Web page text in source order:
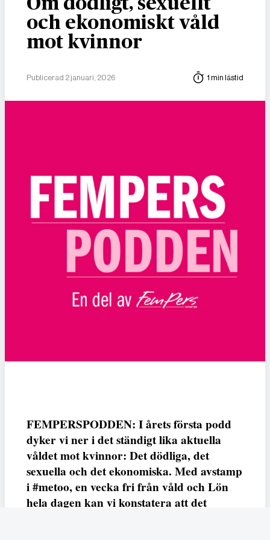
och ekonomiskt våld
mot kvinnor
Publicerad 2 januari, 2026 1 min lästid
FEMPERSPODDEN: I årets första podd
dyker vi ner i det ständigt lika aktuella
våldet mot kvinnor: Det dödliga, det
sexuella och det ekonomiska. Med avstamp
i #metoo, en vecka fri från våld och Lön
hela dagen kan vi konstatera att det